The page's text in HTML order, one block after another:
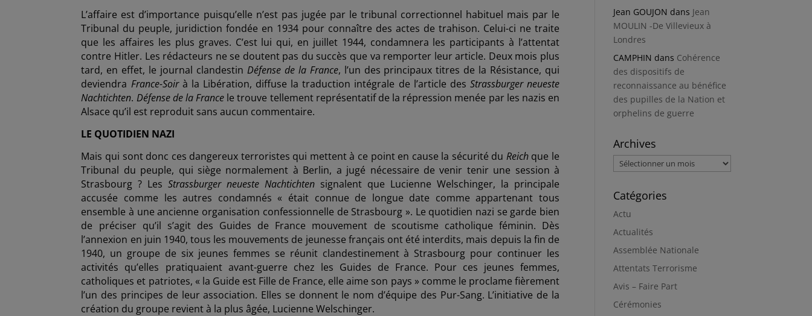
L’affaire est d’importance puisqu’elle n’est pas jugée par le tribunal correctionnel habituel mais par le
Tribunal du peuple, juridiction fondée en 1934 pour connaître des actes de trahison. Celui-ci ne traite
que les affaires les plus graves. C’est lui qui, en juillet 1944, condamnera les participants à l’attentat
contre Hitler. Les rédacteurs ne se doutent pas du succès que va remporter leur article. Deux mois plus
tard, en effet, le journal clandestin Défense de la France, l’un des principaux titres de la Résistance, qui
deviendra France-Soirà la Libération, diffuse la traduction intégrale de l’article des Strassburger neueste
Nachtichten. Défense de la France le trouve tellement représentatif de la répression menée par les nazis en
Alsace qu’il est reproduit sans aucun commentaire.
LE QUOTIDIEN NAZI
Mais qui sont donc ces dangereux terroristes qui mettent à ce point en cause la sécurité du Reichque le
Tribunal du peuple, qui siège normalement à Berlin, a jugé nécessaire de venir tenir une session à
Strasbourg ? LesStrassburger neueste Nachtichten signalent que Lucienne Welschinger, la principale
accusée comme les autres condamnés « était connue de longue date comme appartenant tous
ensemble à une ancienne organisation confessionnelle de Strasbourg ». Le quotidien nazi se garde bien
de préciser qu’il s’agit des Guides de France mouvement de scoutisme catholique féminin. Dès
l’annexion en juin 1940, tous les mouvements de jeunesse français ont été interdits, mais depuis la fin de
1940, un groupe de six jeunes femmes se réunit clandestinement à Strasbourg pour continuer les
activités qu’elles pratiquaient avant-guerre chez les Guides de France. Pour ces jeunes femmes,
catholiques et patriotes, « la Guide est Fille de France, elle aime son pays » comme le proclame fièrement
l’un des principes de leur association. Elles se donnent le nom d’équipe des Pur-Sang. L’initiative de la
création du groupe revient à la plus âgée, Lucienne Welschinger.
Jean GOUJON dans Jean
MOULIN -De Villevieux à
Londres
CAMPHIN dans Cohérence
des dispositifs de
reconnaissance au bénéfice
des pupilles de la Nation et
orphelins de guerre
Archives
Archives
Catégories
Actu
Actualités
Assemblée Nationale
Attentats Terrorisme
Avis – Faire Part
Cérémonies